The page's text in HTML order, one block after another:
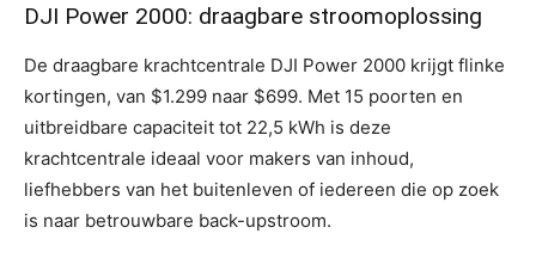
DJI Power 2000: draagbare stroomoplossing
De draagbare krachtcentrale DJI Power 2000 krijgt flinke
kortingen, van $1.299 naar $699. Met 15 poorten en
uitbreidbare capaciteit tot 22,5 kWh is deze
krachtcentrale ideaal voor makers van inhoud,
liefhebbers van het buitenleven of iedereen die op zoek
is naar betrouwbare back-upstroom.